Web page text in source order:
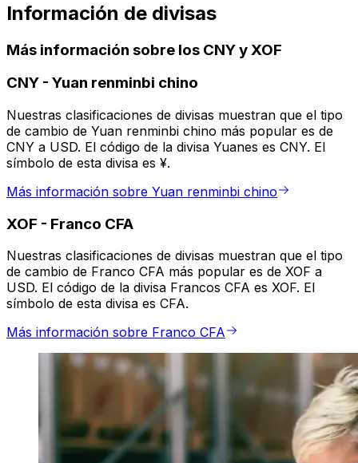
Información de divisas
Más información sobre los CNY y XOF
CNY - Yuan renminbi chino
Nuestras clasificaciones de divisas muestran que el tipo
de cambio de Yuan renminbi chino más popular es de
CNY a USD. El código de la divisa Yuanes es CNY. El
símbolo de esta divisa es ¥.
Más información sobre Yuan renminbi chino
XOF - Franco CFA
Nuestras clasificaciones de divisas muestran que el tipo
de cambio de Franco CFA más popular es de XOF a
USD. El código de la divisa Francos CFA es XOF. El
símbolo de esta divisa es CFA.
Más información sobre Franco CFA